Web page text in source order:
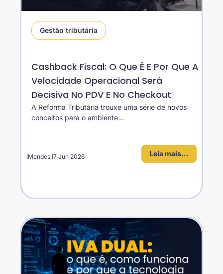
Gestão tributária
Cashback Fiscal: O Que É E Por Que A
Velocidade Operacional Será
Decisiva No PDV E No Checkout
A Reforma Tributária trouxe uma série de novos
conceitos para o ambiente...
Leia mais...
IMendes17 Jun 2026